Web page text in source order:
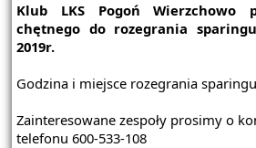
Klub LKS Pogoń Wierzchowo
chętnego do rozegrania
2019r.
Godzina i miejsce rozegrania
Zainteresowane zespoły prosimy o
telefonu 600-533-108